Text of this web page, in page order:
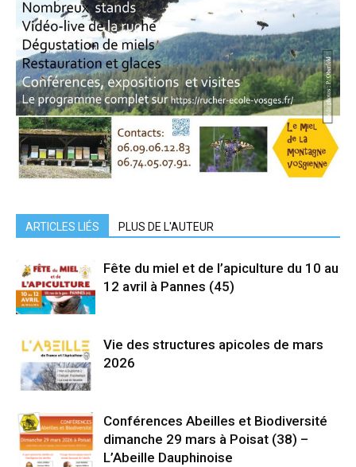
ARTICLES LIÉS PLUS DE L'AUTEUR
Fête du miel et de l’apiculture du 10 au
12 avril à Pannes (45)
Vie des structures apicoles de mars
2026
Conférences Abeilles et Biodiversité
dimanche 29 mars à Poisat (38) –
L’Abeille Dauphinoise